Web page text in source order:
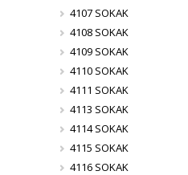
4107 SOKAK
4108 SOKAK
4109 SOKAK
4110 SOKAK
4111 SOKAK
4113 SOKAK
4114 SOKAK
4115 SOKAK
4116 SOKAK